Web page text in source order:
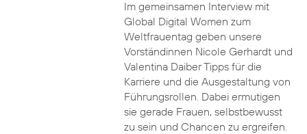
Im gemeinsamen Interview mit
Global Digital Women zum
Weltfrauentag geben unsere
Vorständinnen Nicole Gerhardt und
Valentina Daiber Tipps für die
Karriere und die Ausgestaltung von
Führungsrollen. Dabei ermutigen
sie gerade Frauen, selbstbewusst
zu sein und Chancen zu ergreifen.